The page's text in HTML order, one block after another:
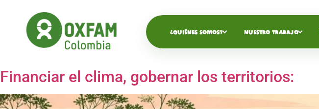
¿QUIÉNES SOMOS? NUESTRO TRABAJO
Financiar el clima, gobernar los territorios: